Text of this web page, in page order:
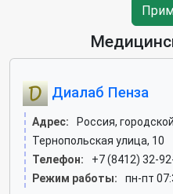
Диалаб Пенза
Адрес:
Россия,
Тернопольская улица, 10
Телефон:
+7 (8412) 32-
Режим работы:
пн-пт